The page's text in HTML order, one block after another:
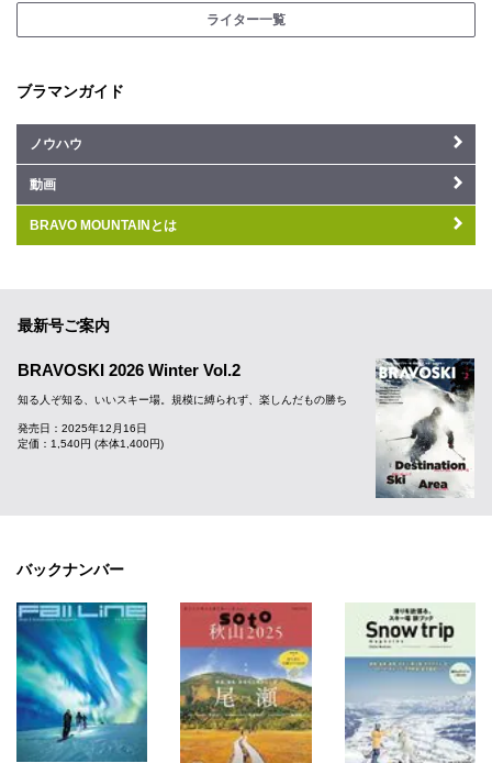
ライター一覧
ブラマンガイド
ノウハウ
動画
BRAVO MOUNTAINとは
最新号ご案内
BRAVOSKI 2026 Winter Vol.2
知る人ぞ知る、いいスキー場。規模に縛られず、楽しんだもの勝ち
発売日：2025年12月16日
定価：1,540円 (本体1,400円)
バックナンバー